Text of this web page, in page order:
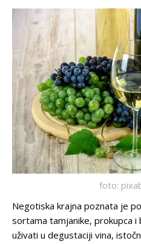
foto:
Negotiska krajna poznata je
sortama tamjanike, prokupca
uživati u degustaciji vina,